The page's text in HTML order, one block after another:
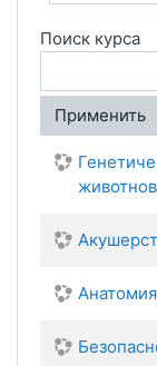
Поиск курса
Применить